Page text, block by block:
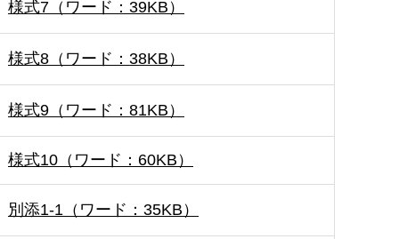
様式7（ワード：39KB）
様式8（ワード：38KB）
様式9（ワード：81KB）
様式10（ワード：60KB）
別添1-1（ワード：35KB）